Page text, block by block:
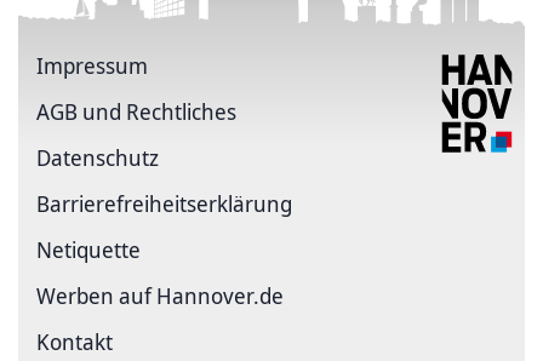
Impressum
AGB und Rechtliches
Datenschutz
Barriere­freiheits­erklärung
Netiquette
Werben auf Hannover.de
Kontakt